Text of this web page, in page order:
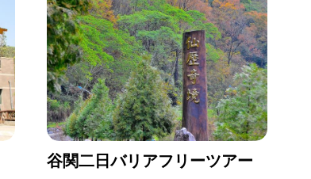
谷関二日バリアフリーツアー